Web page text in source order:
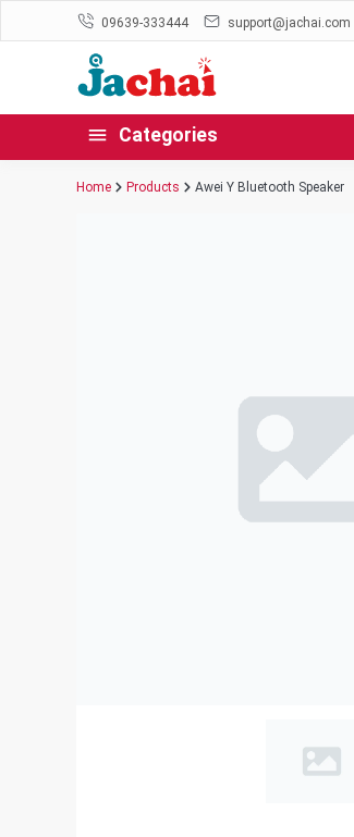
09639-333444 support@jachai.com
Categories
Home Products Awei Y Bluetooth Speaker